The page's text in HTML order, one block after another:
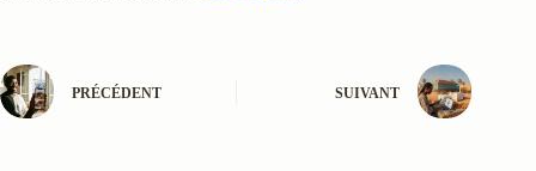
PRÉCÉDENT SUIVANT